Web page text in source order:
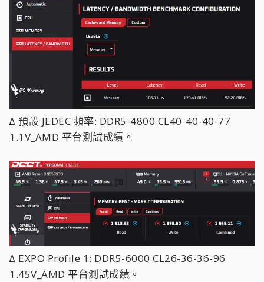
∆ 預設 JEDEC 頻率: DDR5-4800 CL40-40-40-77
1.1V_AMD 平台測試成績。
∆ EXPO Profile 1: DDR5-6000 CL26-36-36-96
1.45V_AMD 平台測試成績。